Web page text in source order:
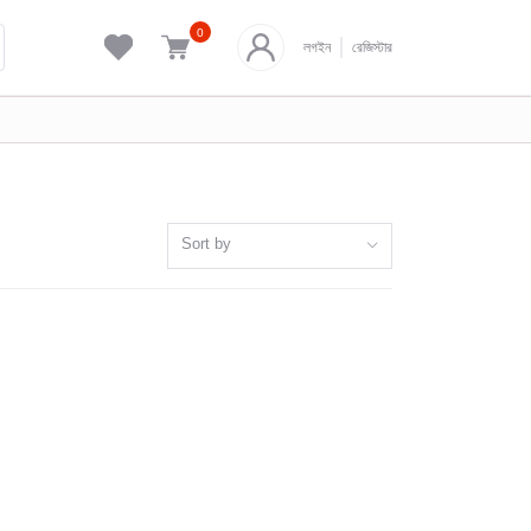
0
লগইন রেজিস্টার
Sort by